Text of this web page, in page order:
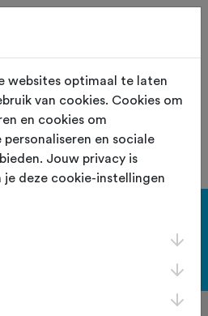
nummer "111028" is
websites optimaal te laten
van cookies. Cookies om
en cookies om
en sociale
Jouw privacy is
je deze cookie-instellingen